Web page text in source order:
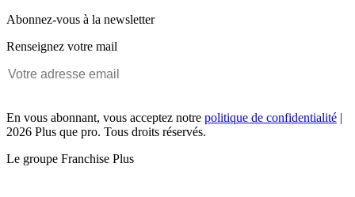
Abonnez-vous à la newsletter
Renseignez votre mail
En vous abonnant, vous acceptez notre politique de confidentialité |
2026 Plus que pro. Tous droits réservés.
Le groupe Franchise Plus